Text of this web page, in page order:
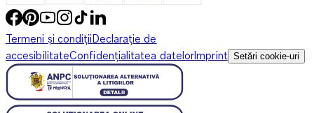
Termeni și condițiiDeclarație de
accesibilitateConfidențialitatea datelorImprint Setări cookie-uri